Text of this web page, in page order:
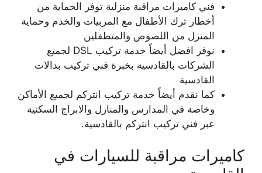
فني كاميرات مراقبة منزلية توفر الحماية من
أخطار ترك الأطفال مع المربيات والخدم وحماية
المنزل من اللصوص والمتطفلين
نوفر افضل أيضاً خدمة تركيب DSL لجميع
الشركات بالقادسية بخبرة فني تركيب بدالات
القادسية
كما نقدم أيضاً خدمة تركيب انتركم لجميع الأماكن
وخاصة في المدارس والمنازل والابراج السكنية
عبر فني تركيب انتركم بالقادسية.
كاميرات مراقبة للسيارات في